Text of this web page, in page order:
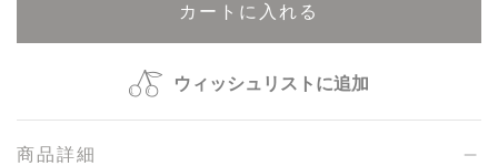
カートに入れる
ウィッシュリストに追加
商品詳細